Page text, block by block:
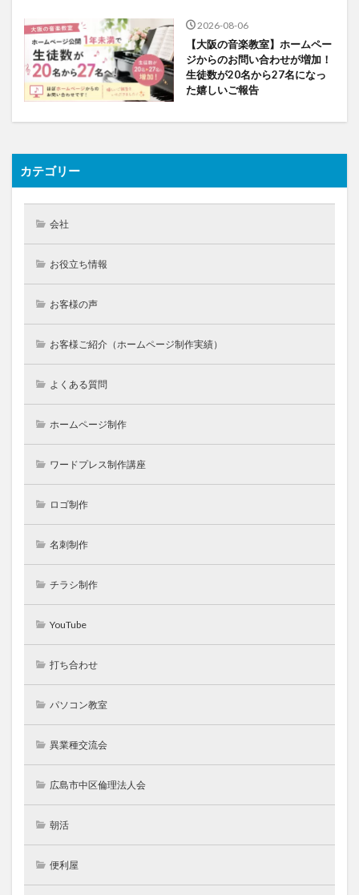
2026-08-06
【大阪の音楽教室】ホームペー
ジからのお問い合わせが増加！
生徒数が20名から27名になっ
た嬉しいご報告
カテゴリー
会社
お役立ち情報
お客様の声
お客様ご紹介（ホームページ制作実績）
よくある質問
ホームページ制作
ワードプレス制作講座
ロゴ制作
名刺制作
チラシ制作
YouTube
打ち合わせ
パソコン教室
異業種交流会
広島市中区倫理法人会
朝活
便利屋